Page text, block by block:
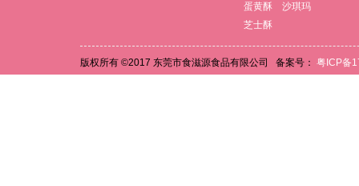
蛋黄酥
沙琪玛
芝士酥
版权所有 ©2017 东莞市食滋源食品有限公司 备案号： 粤ICP备